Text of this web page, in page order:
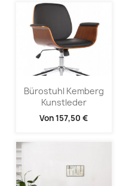
Bürostuhl Kemberg
Kunstleder
Von157,50 €